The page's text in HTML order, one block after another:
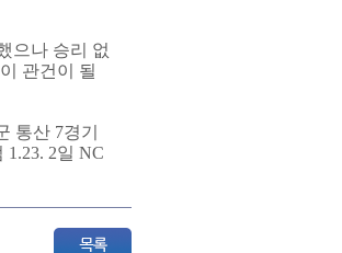
으나 승리 없
관건이 될
통산 7경기
2일 NC